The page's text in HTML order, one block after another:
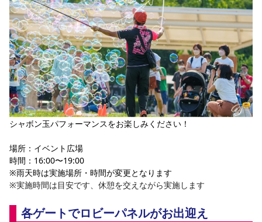
シャボン玉パフォーマンスをお楽しみください！
場所：イベント広場
時間：16:00〜19:00
※雨天時は実施場所・時間が変更となります
※実施時間は目安です、休憩を交えながら実施します
各ゲートでロビーパネルがお出迎え